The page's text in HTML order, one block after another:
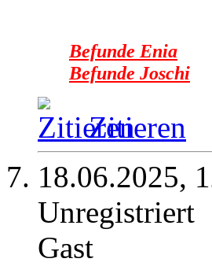
Befunde Enia
Befunde Joschi
Zitieren
18.06.2025,
Unregistriert
Gast